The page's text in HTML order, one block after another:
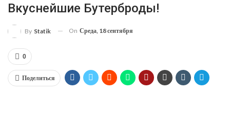
Вкуснейшие Бутерброды!
By Statik On Среда, 18 сентября
0
Поделиться